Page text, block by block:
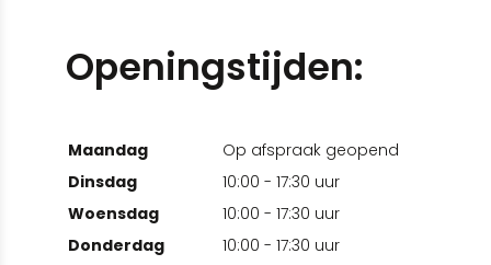
Openingstijden:
Maandag
Op afspraak geopend
Dinsdag
10:00 - 17:30 uur
Woensdag
10:00 - 17:30 uur
Donderdag
10:00 - 17:30 uur